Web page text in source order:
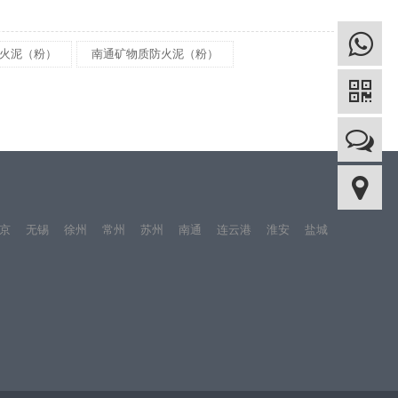
泥（粉） 南通矿物质防火泥（粉）
无锡 徐州 常州 苏州 南通 连云港 淮安 盐城